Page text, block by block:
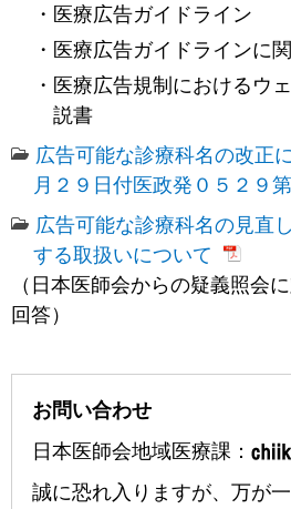
医療広告ガイドライン
医療広告ガイドラインに
医療広告規制におけるウ
説書
広告可能な診療科名の改正
月２９日付医政発０５２９第
広告可能な診療科名の見直
する取扱いについて
（日本医師会からの疑義照会
回答）
お問い合わせ
日本医師会地域医療課：
誠に恐れ入りますが、万が